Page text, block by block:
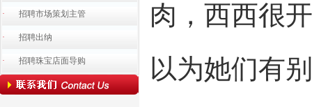
· 招聘市场策划主管
· 招聘出纳
· 招聘珠宝店面导购
肉，西西很
以为她们有